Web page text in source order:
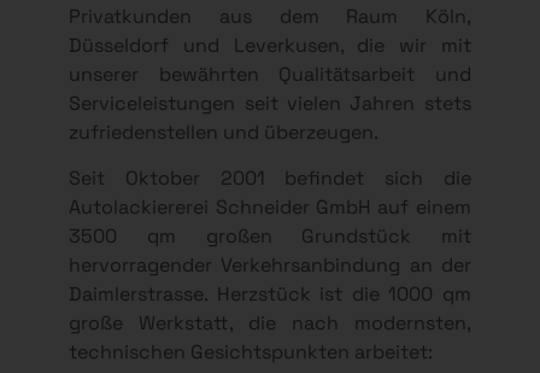
Privatkunden aus dem Raum Köln,
Düsseldorf und Leverkusen, die wir mit
unserer bewährten Qualitätsarbeit und
Serviceleistungen seit vielen Jahren stets
zufriedenstellen und überzeugen.
Seit Oktober 2001 befindet sich die
Autolackiererei Schneider GmbH auf einem
3500 qm großen Grundstück mit
hervorragender Verkehrsanbindung an der
Daimlerstrasse. Herzstück ist die 1000 qm
große Werkstatt, die nach modernsten,
technischen Gesichtspunkten arbeitet: